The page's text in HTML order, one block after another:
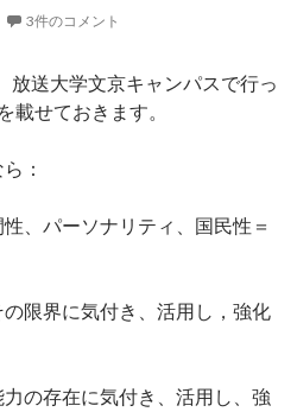
3件のコメント
放送大学文京キャンパスで行っ
載せておきます。
：
、パーソナリティ、国民性＝
の限界に気付き、活用し，強化
の存在に気付き、活用し、強